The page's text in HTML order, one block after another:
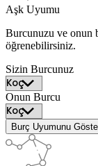
Aşk Uyumu
Burcunuzu ve onun
öğrenebilirsiniz.
Sizin Burcunuz
Onun Burcu
Burç Uyumunu